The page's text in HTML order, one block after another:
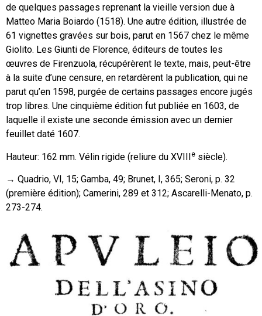
de quelques passages reprenant la vieille version due à
Matteo Maria Boiardo (1518). Une autre édition, illustrée de
61 vignettes gravées sur bois, parut en 1567 chez le même
Giolito. Les Giunti de Florence, éditeurs de toutes les
œuvres de Firenzuola, récupérèrent le texte, mais, peut-être
à la suite d’une censure, en retardèrent la publication, qui ne
parut qu’en 1598, purgée de certains passages encore jugés
trop libres. Une cinquième édition fut publiée en 1603, de
laquelle il existe une seconde émission avec un dernier
feuillet daté 1607.
Hauteur: 162 mm. Vélin rigide (reliure du XVIIIe siècle).
→ Quadrio, VI, 15; Gamba, 49; Brunet, I, 365; Seroni, p. 32
(première édition); Camerini, 289 et 312; Ascarelli-Menato, p.
273-274.